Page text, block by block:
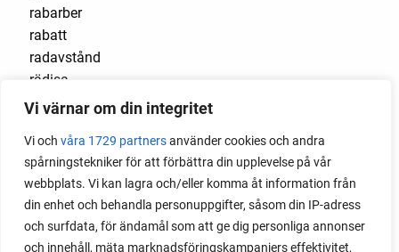
Vi värnar om din integritet
Vi och våra 1729 partnersanvänder cookies och andra
spårningstekniker för att förbättra din upplevelse på vår
webbplats. Vi kan lagra och/eller komma åt information från
din enhet och behandla personuppgifter, såsom din IP-adress
och surfdata, för ändamål som att ge dig personliga annonser
och innehåll, mäta marknadsföringskampanjers effektivitet,
rabarber
rabatt
radavstånd
rädisa
rädisor
ramslök
rangliga
rättika
råttor
recept